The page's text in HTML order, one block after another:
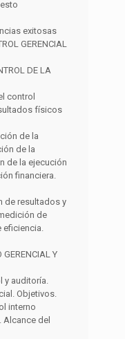
exitosas
GERENCIAL
DE LA
control
físicos
de la
de la
de la ejecución
financiera.
de resultados y
de
GERENCIAL Y
auditoría.
Objetivos.
interno
Alcance del